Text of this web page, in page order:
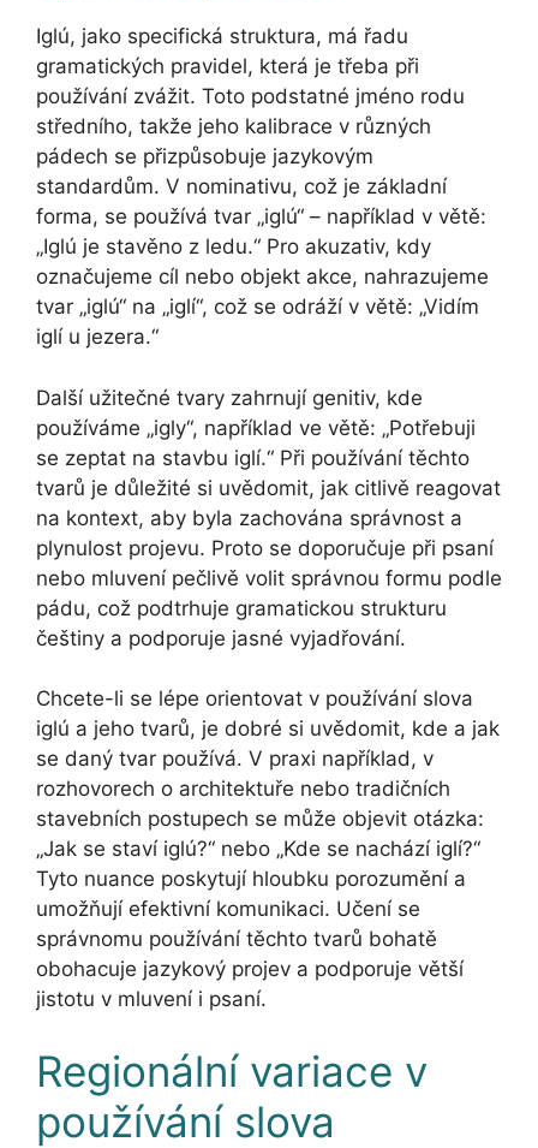
Iglú, jako specifická struktura, má řadu
gramatických pravidel, která je třeba při
používání zvážit. Toto podstatné jméno rodu
středního, takže jeho kalibrace v různých
pádech se přizpůsobuje jazykovým
standardům. V nominativu, což je základní
forma, se používá tvar „iglú“ – například v větě:
„Iglú je stavěno z ledu.“ Pro akuzativ, kdy
označujeme cíl nebo objekt akce, nahrazujeme
tvar „iglú“ na „iglí“, což se odráží v větě: „Vidím
iglí u jezera.“
Další užitečné tvary zahrnují genitiv, kde
používáme „igly“, například ve větě: „Potřebuji
se zeptat na stavbu iglí.“ Při používání těchto
tvarů je důležité si uvědomit, jak citlivě reagovat
na kontext, aby byla zachována správnost a
plynulost projevu. Proto se doporučuje při psaní
nebo mluvení pečlivě volit správnou formu podle
pádu, což podtrhuje gramatickou strukturu
češtiny a podporuje jasné vyjadřování.
Chcete-li se lépe orientovat v používání slova
iglú a jeho tvarů, je dobré si uvědomit, kde a jak
se daný tvar používá. V praxi například, v
rozhovorech o architektuře nebo tradičních
stavebních postupech se může objevit otázka:
„Jak se staví iglú?“ nebo „Kde se nachází iglí?“
Tyto nuance poskytují hloubku porozumění a
umožňují efektivní komunikaci. Učení se
správnomu používání těchto tvarů bohatě
obohacuje jazykový projev a podporuje větší
jistotu v mluvení i psaní.
Regionální variace v
používání slova